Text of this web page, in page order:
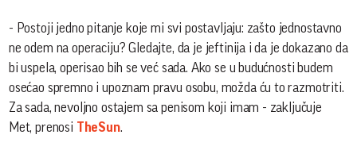
- Postoji jedno pitanje koje mi svi postavljaju: zašto jednostavno
ne odem na operaciju? Gledajte, da je jeftinija i da je dokazano da
bi uspela, operisao bih se već sada. Ako se u budućnosti budem
osećao spremno i upoznam pravu osobu, možda ću to razmotriti.
Za sada, nevoljno ostajem sa penisom koji imam - zaključuje
Met, prenosi TheSun.